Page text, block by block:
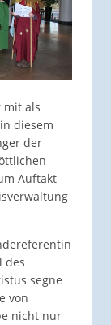
mit als
diesem
der
Auftakt
des
segne
von
nicht nur